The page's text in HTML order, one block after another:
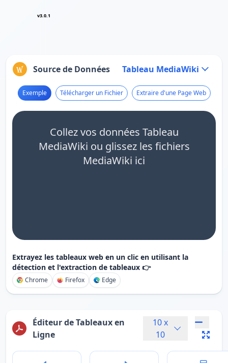
v3.0.1
Source de Données Tableau MediaWiki
Exemple Télécharger un Fichier Extraire d'une Page Web
Collez vos données Tableau
MediaWiki ou glissez les fichiers
MediaWiki ici
Extrayez les tableaux web en un clic en utilisant la
détection et l'extraction de tableaux 👉
Chrome Firefox Edge
Éditeur de Tableaux en
Ligne
10x
10